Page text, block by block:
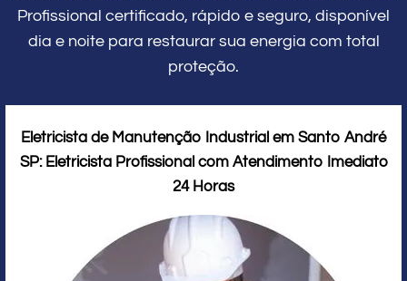
Profissional certificado, rápido e seguro, disponível
dia e noite para restaurar sua energia com total
proteção.
Eletricista de Manutenção Industrial em Santo André
SP: Eletricista Profissional com Atendimento Imediato
24 Horas